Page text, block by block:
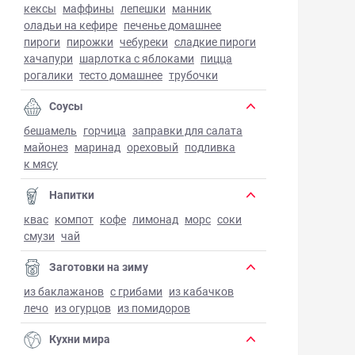
кексы маффины лепешки манник
оладьи на кефире печенье домашнее
пироги пирожки чебуреки сладкие пироги
хачапури шарлотка с яблоками пицца
рогалики тесто домашнее трубочки
Соусы
бешамель горчица заправки для салата
майонез маринад ореховый подливка
к мясу
Напитки
квас компот кофе лимонад морс соки
смузи чай
Заготовки на зиму
из баклажанов с грибами из кабачков
лечо из огурцов из помидоров
Кухни мира